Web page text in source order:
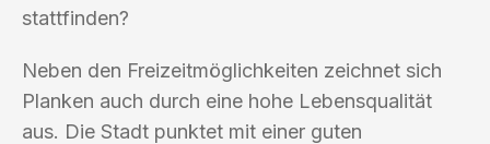
stattfinden?
Neben den Freizeitmöglichkeiten zeichnet sich
Planken auch durch eine hohe Lebensqualität
aus. Die Stadt punktet mit einer guten